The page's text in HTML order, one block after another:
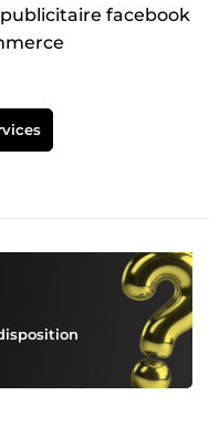
facebook